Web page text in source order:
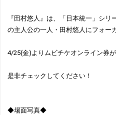
『田村悠人』は、「日本統一」シリ
の主人公の一人・田村悠人にフォー
4/25(金)よりムビチケオンライン券が
是非チェックしてください！
◆場面写真◆